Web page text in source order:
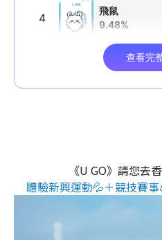
《U GO》請您去
體驗新興運動💦＋競技賽